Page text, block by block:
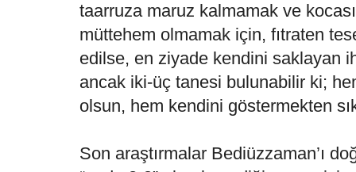
taarruza maruz kalmamak ve
müttehem olmamak için, fıtraten
edilse, en ziyade kendini saklayan
ancak iki-üç tanesi bulunabilir ki;
olsun, hem kendini göstermekten
Son araştırmalar Bediüzzaman’ı